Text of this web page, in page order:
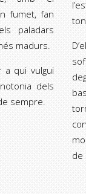
fumet, fan
paladars
madurs.
a qui vulgui
dels
sempre.
de